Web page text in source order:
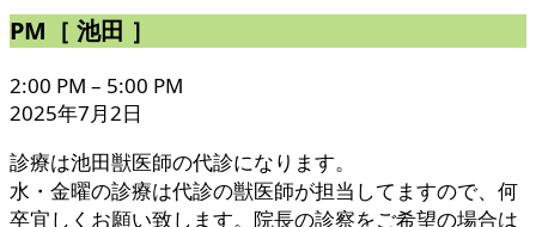
PM［ 池田 ］
2:00 PM – 5:00 PM
2025年7月2日
診療は池田獣医師の代診になります。
水・金曜の診療は代診の獣医師が担当してますので、何
卒宜しくお願い致します。院長の診察をご希望の場合は